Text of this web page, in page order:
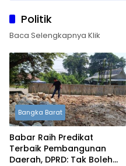
Politik
Baca Selengkapnya Klik
Bangka Barat
Babar Raih Predikat
Terbaik Pembangunan
Daerah, DPRD: Tak Boleh